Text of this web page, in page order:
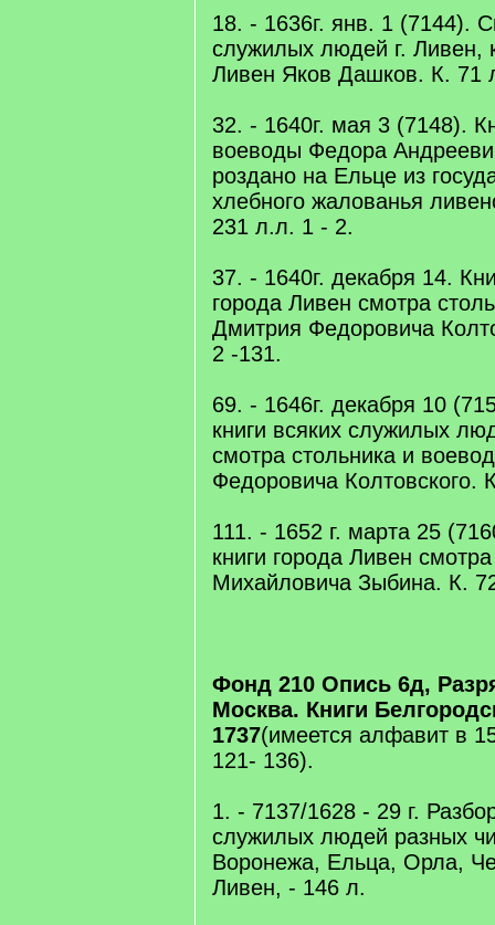
18. - 1636г. янв. 1 (7144).
служилых людей г. Ливен,
Ливен Яков Дашков. К. 71
32. - 1640г. мая 3 (7148).
воеводы Федора
роздано на Ельце из
хлебного жалованья
231 л.л. 1 - 2.
37. - 1640г. декабря 14.
города Ливен смотра
Дмитрия Федоровича
2 -131.
69. - 1646г. декабря 10
книги всяких служилых
смотра стольника и
Федоровича Колтовского.
111. - 1652 г. марта 25
книги города Ливен
Михайловича Зыбина. К.
Фонд 210 Опись 6д,
Москва. Книги
1737(имеется алфавит в
121- 136).
1. - 7137/1628 - 29 г.
служилых людей разных
Воронежа, Ельца, Орла,
Ливен, - 146 л.